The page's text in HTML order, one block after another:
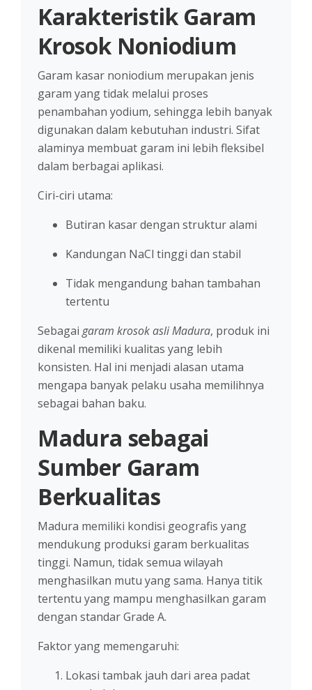
Karakteristik Garam
Krosok Noniodium
Garam kasar noniodium merupakan jenis
garam yang tidak melalui proses
penambahan yodium, sehingga lebih banyak
digunakan dalam kebutuhan industri. Sifat
alaminya membuat garam ini lebih fleksibel
dalam berbagai aplikasi.
Ciri-ciri utama:
Butiran kasar dengan struktur alami
Kandungan NaCl tinggi dan stabil
Tidak mengandung bahan tambahan
tertentu
Sebagai garam krosok asli Madura, produk ini
dikenal memiliki kualitas yang lebih
konsisten. Hal ini menjadi alasan utama
mengapa banyak pelaku usaha memilihnya
sebagai bahan baku.
Madura sebagai
Sumber Garam
Berkualitas
Madura memiliki kondisi geografis yang
mendukung produksi garam berkualitas
tinggi. Namun, tidak semua wilayah
menghasilkan mutu yang sama. Hanya titik
tertentu yang mampu menghasilkan garam
dengan standar Grade A.
Faktor yang memengaruhi:
Lokasi tambak jauh dari area padat